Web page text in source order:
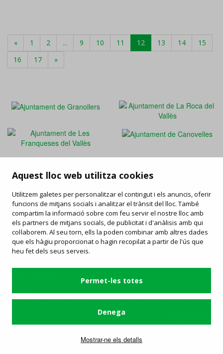
Aquest lloc web utilitza cookies
Utilitzem galetes per personalitzar el contingut i els anuncis, oferir
funcions de mitjans socials i analitzar el trànsit del lloc. També
compartim la informació sobre com feu servir el nostre lloc amb
els partners de mitjans socials, de publicitat i d'anàlisis amb qui
col·laborem. Al seu torn, ells la poden combinar amb altres dades
que els hàgiu proporcionat o hagin recopilat a partir de l'ús que
heu fet dels seus serveis.
Permet-les totes
Denega
Mostrar-ne els detalls
« 1 2 ... 9 10 11 12 13 14
15
16
17 »
FAQ/Drets i deures/Carta de serveis/Enllaços d'interès /
Objectes perduts /Ofertes de feina/Informació publicitat
Contacta
Estació d'Autobusos de Granollers
C/ Avinguda del Parc, 2 - 08402 Granollers
Condicions generals i política de privadesa/Política de cookies